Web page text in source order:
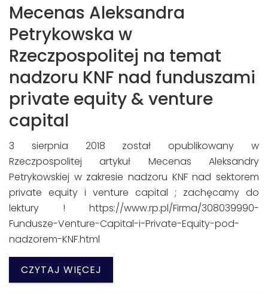
Mecenas Aleksandra
Petrykowska w
Rzeczpospolitej na temat
nadzoru KNF nad funduszami
private equity & venture
capital
3 sierpnia 2018 został opublikowany w
Rzeczpospolitej artykuł Mecenas Aleksandry
Petrykowskiej w zakresie nadzoru KNF nad sektorem
private equity i venture capital ; zachęcamy do
lektury ! https://www.rp.pl/Firma/308039990-
Fundusze-Venture-Capital-i-Private-Equity-pod-
nadzorem-KNF.html
CZYTAJ WIĘCEJ